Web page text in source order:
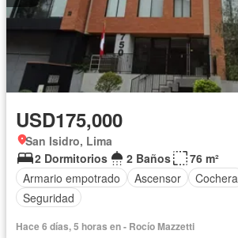
USD175,000
San Isidro, Lima
2 Dormitorios
2 Baños
76 m²
Armario empotrado
Ascensor Cochera
Seguridad
Hace 6 días, 5 horas en - Rocío Mazzetti